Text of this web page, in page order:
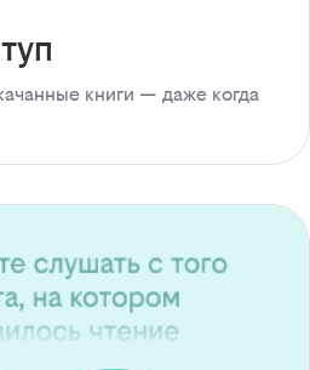
книги — даже когда